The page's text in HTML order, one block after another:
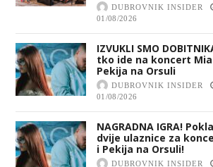
DUBROVNIK INSIDER
01/08/2026
IZVUKLI SMO
tko ide na koncert
Pekija na Orsuli
DUBROVNIK INSIDER
01/08/2026
NAGRADNA IGRA!
dvije ulaznice za
i Pekija na Orsuli!
DUBROVNIK INSIDER